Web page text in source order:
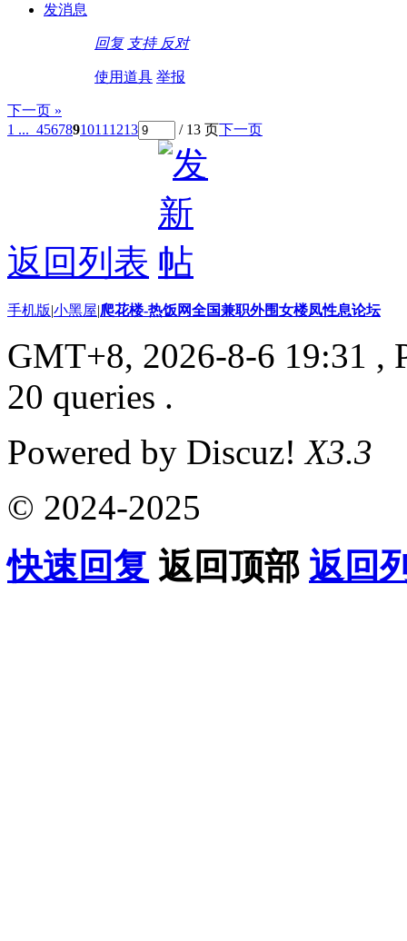
发消息
回复 支持 反对
使用道具 举报
下一页 »
1 ... 4567891011 1213 / 13 页下一页
返回列表
手机版|小黑屋|爬花楼-热饭网全国兼职外围女楼凤性息论坛
GMT+8, 2026-8-6 19:31 ,
20 queries .
Powered by Discuz!X3.3
© 2024-2025
快速回复 返回顶部 返回